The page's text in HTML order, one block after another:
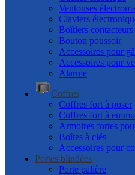
Ventouses
Claviers
Boîtiers contacteurs
Bouton poussoir
Accessoires pour
Accessoires pour
Alarme
Coffres
Coffres fort à poser
Coffres fort à
Armoires fortes
Boîtes à clés
Accessoires pour
Portes blindées
Porte palière